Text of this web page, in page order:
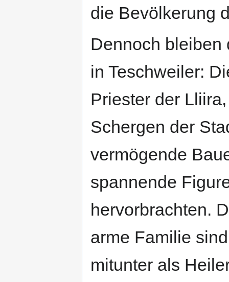
die Bevölkerung
Dennoch bleiben
in Teschweiler:
Priester der
Schergen der
vermögende
spannende
hervorbrachten.
arme Familie
mitunter als